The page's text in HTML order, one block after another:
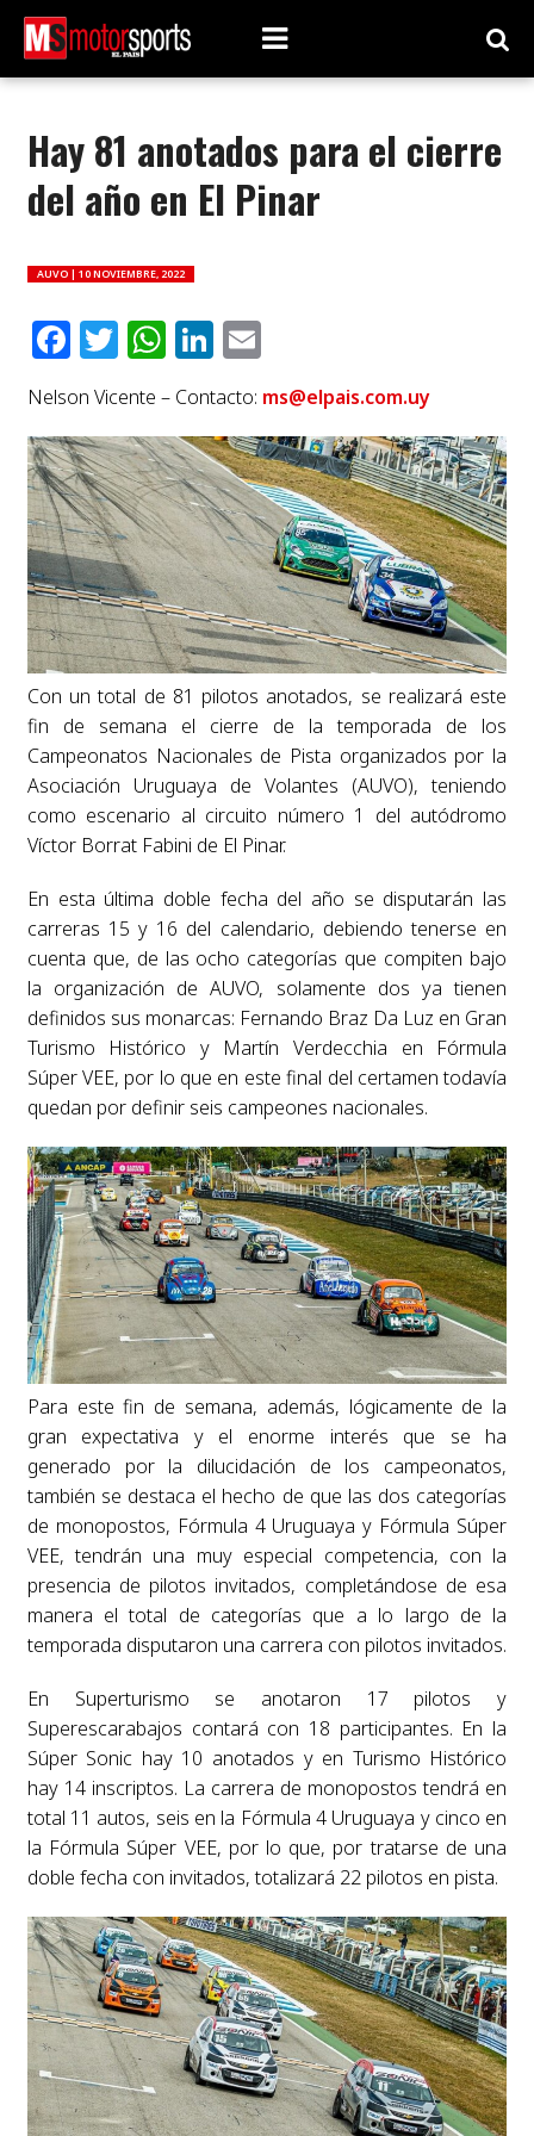
Hay 81 anotados para el cierre
del año en El Pinar
AUVO | 10 NOVIEMBRE, 2022
Facebook
Twitter
WhatsApp
LinkedIn
Email
Nelson Vicente – Contacto: ms@elpais.com.uy
Con un total de 81 pilotos anotados, se realizará este
fin de semana el cierre de la temporada de los
Campeonatos Nacionales de Pista organizados por la
Asociación Uruguaya de Volantes (AUVO), teniendo
como escenario al circuito número 1 del autódromo
Víctor Borrat Fabini de El Pinar.
En esta última doble fecha del año se disputarán las
carreras 15 y 16 del calendario, debiendo tenerse en
cuenta que, de las ocho categorías que compiten bajo
la organización de AUVO, solamente dos ya tienen
definidos sus monarcas: Fernando Braz Da Luz en Gran
Turismo Histórico y Martín Verdecchia en Fórmula
Súper VEE, por lo que en este final del certamen todavía
quedan por definir seis campeones nacionales.
Para este fin de semana, además, lógicamente de la
gran expectativa y el enorme interés que se ha
generado por la dilucidación de los campeonatos,
también se destaca el hecho de que las dos categorías
de monopostos, Fórmula 4 Uruguaya y Fórmula Súper
VEE, tendrán una muy especial competencia, con la
presencia de pilotos invitados, completándose de esa
manera el total de categorías que a lo largo de la
temporada disputaron una carrera con pilotos invitados.
En Superturismo se anotaron 17 pilotos y
Superescarabajos contará con 18 participantes. En la
Súper Sonic hay 10 anotados y en Turismo Histórico
hay 14 inscriptos. La carrera de monopostos tendrá en
total 11 autos, seis en la Fórmula 4 Uruguaya y cinco en
la Fórmula Súper VEE, por lo que, por tratarse de una
doble fecha con invitados, totalizará 22 pilotos en pista.